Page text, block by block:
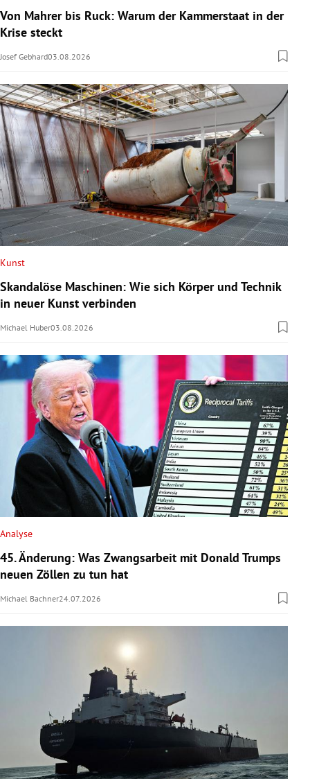
Von Mahrer bis Ruck: Warum der Kammerstaat in der
Krise steckt
Josef Gebhard03.08.2026
Kunst
Skandalöse Maschinen: Wie sich Körper und Technik
in neuer Kunst verbinden
Michael Huber03.08.2026
Analyse
45. Änderung: Was Zwangsarbeit mit Donald Trumps
neuen Zöllen zu tun hat
Michael Bachner24.07.2026